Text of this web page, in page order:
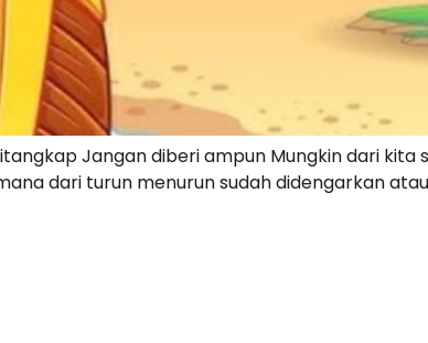
Jangan diberi ampun Mungkin dari kita
dari turun menurun sudah didengarkan atau